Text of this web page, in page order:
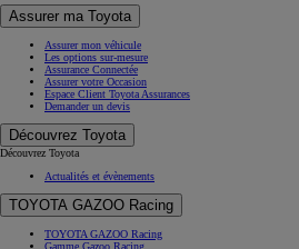
Assurer ma Toyota
Assurer mon véhicule
Les options sur-mesure
Assurance Connectée
Assurer votre Occasion
Espace Client Toyota Assurances
Demander un devis
Découvrez Toyota
Découvrez Toyota
Actualités et évènements
TOYOTA GAZOO Racing
TOYOTA GAZOO Racing